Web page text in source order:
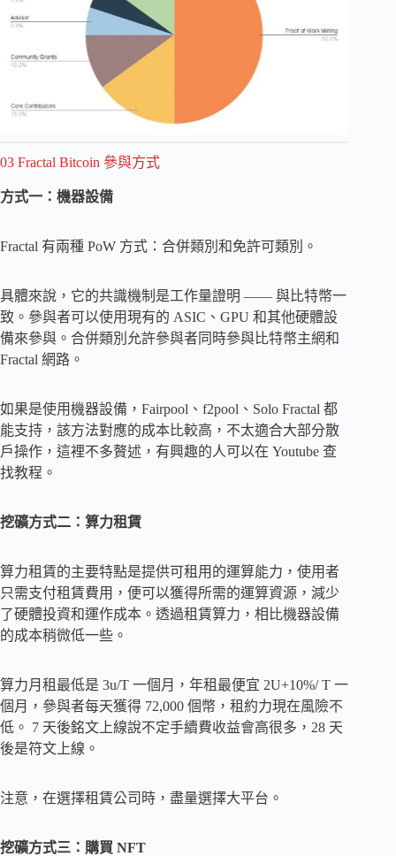
03 Fractal Bitcoin 參與方式
方式一：機器設備
Fractal 有兩種 PoW 方式：合併類別和免許可類別。
具體來說，它的共識機制是工作量證明 —— 與比特幣一
致。參與者可以使用現有的 ASIC、GPU 和其他硬體設
備來參與。合併類別允許參與者同時參與比特幣主網和
Fractal 網路。
如果是使用機器設備，Fairpool、f2pool、Solo Fractal 都
能支持，該方法對應的成本比較高，不太適合大部分散
戶操作，這裡不多贅述，有興趣的人可以在 Youtube 查
找教程。
挖礦方式二：算力租賃
算力租賃的主要特點是提供可租用的運算能力，使用者
只需支付租賃費用，便可以獲得所需的運算資源，減少
了硬體投資和運作成本。透過租賃算力，相比機器設備
的成本稍微低一些。
算力月租最低是 3u/T 一個月，年租最便宜 2U+10%/ T 一
個月，參與者每天獲得 72,000 個幣，租約力現在風險不
低。 7 天後銘文上線說不定手續費收益會高很多，28 天
後是符文上線。
注意，在選擇租賃公司時，盡量選擇大平台。
挖礦方式三：購買 NFT